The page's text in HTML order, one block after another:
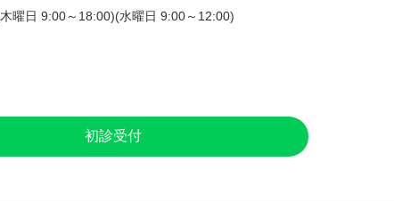
曜日 9:00～18:00)(水曜日 9:00～12:00)
初診受付